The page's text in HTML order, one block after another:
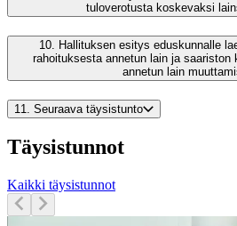
tuloverotusta koskevaksi
10.
Hallituksen esitys eduskunnalle
rahoituksesta annetun lain ja
annetun lain
11. Seuraava täysistunto
Täysistunnot
Kaikki täysistunnot